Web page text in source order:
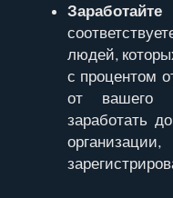
людей,
с процентом
от вашего
заработать